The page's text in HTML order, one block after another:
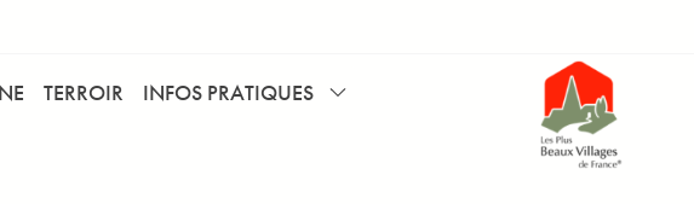
TERROIR
INFOS PRATIQUES